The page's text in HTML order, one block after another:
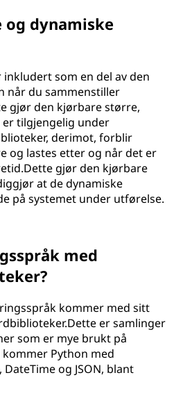
og dynamiske
som en del av den
når du sammenstiller
gjør den kjørbare større,
tilgjengelig under
derimot, forblir
og lastes etter og når det er
gjør den kjørbare
at de dynamiske
på systemet under utførelse.
med
kommer med sitt
er samlinger
som er mye brukt på
Python med
og JSON, blant